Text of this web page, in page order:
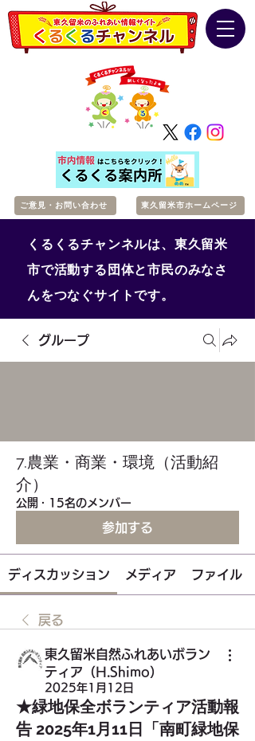
ご意見・お問い合わせ 東久留米市ホームページ
くるくるチャンネルは、東久留米
市で活動する団体と市民のみなさ
んをつなぐサイトです。
グループ
7.農業・商業・環境（活動紹
介）
公開 · 15名のメンバー
参加する
ディスカッション メディア ファイル
戻る
東久留米自然ふれあいボラン
ティア（H.Shimo）
2025年1月12日
★緑地保全ボランティア活動報
告 2025年1月11日「南町緑地保